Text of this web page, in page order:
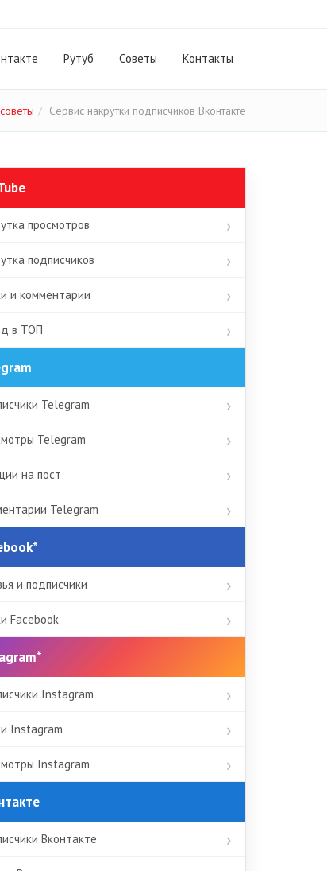
Рутуб Cоветы Контакты
Сервис накрутки подписчиков Вконтакте
просмотров
подписчиков
и комментарии
в ТОП
Telegram
Telegram
на пост
Telegram
и подписчики
Facebook
Instagram
Instagram
Instagram
Вконтакте